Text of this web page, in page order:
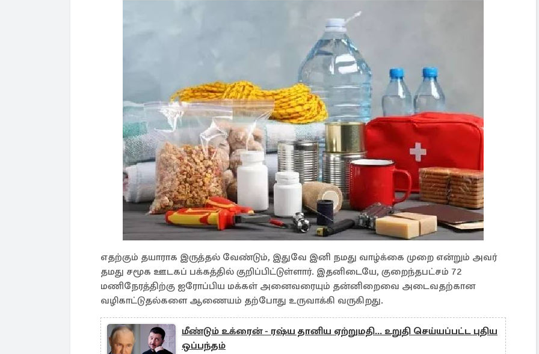
எதற்கும் தயாராக இருத்தல் வேண்டும், இதுவே இனி நமது வாழ்க்கை முறை என்றும் அவர்
தமது சமூக ஊடகப் பக்கத்தில் குறிப்பிட்டுள்ளார். இதனிடையே, குறைந்தபட்சம் 72
மணிநேரத்திற்கு ஐரோப்பிய மக்கள் அனைவரையும் தன்னிறைவை அடைவதற்கான
வழிகாட்டுதல்களை ஆணையம் தற்போது உருவாக்கி வருகிறது.
மீண்டும் உக்ரைன் - ரஷ்ய தானிய ஏற்றுமதி... உறுதி செய்யப்பட்ட புதிய
ஒப்பந்தம்